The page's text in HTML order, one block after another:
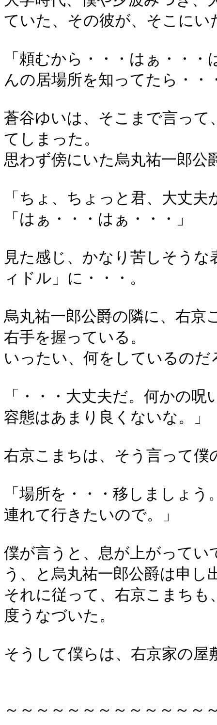
ていた、その彼が、そこにい
「頼むから・・・はぁ・・
んの居場所を知ってたら・・
蒼谷ゆいは、そこまで言っ
てしまった。
思わず傍にいた烏丸祐一郎公
「ちょ、ちょっと君、大丈夫
「はぁ・・・はぁ・・・」
見た感じ、かなり苦しそう
ィドル」に・・・。
烏丸祐一郎公爵の隣に、右京
右手を握っている。
いったい、何をしているのだ
「・・・大丈夫だ。何かの
容態はあまり良くないな。」
右京こまちは、そう言って僕
「場所を・・・移しましょ
連れて行きたいので。」
僕が言うと、息が上がって
う、と烏丸祐一郎公爵は申し
それに従って、右京こまち
度うなづいた。
そうして僕らは、右京家の屋
～～～～～～～～～～～～～